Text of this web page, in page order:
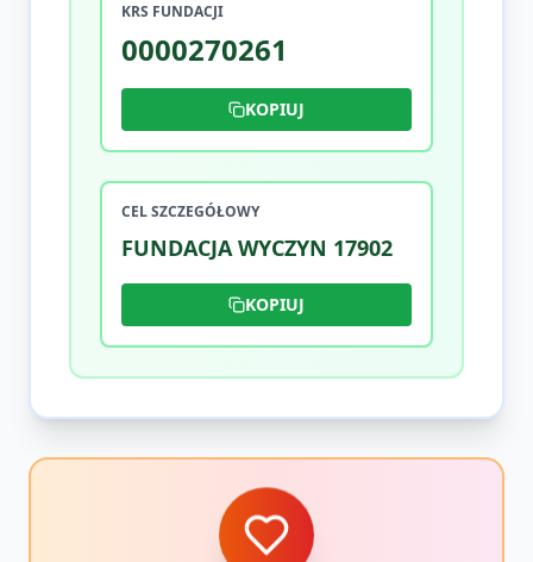
KRS FUNDACJI
0000270261
KOPIUJ
CEL SZCZEGÓŁOWY
FUNDACJA WYCZYN 17902
KOPIUJ